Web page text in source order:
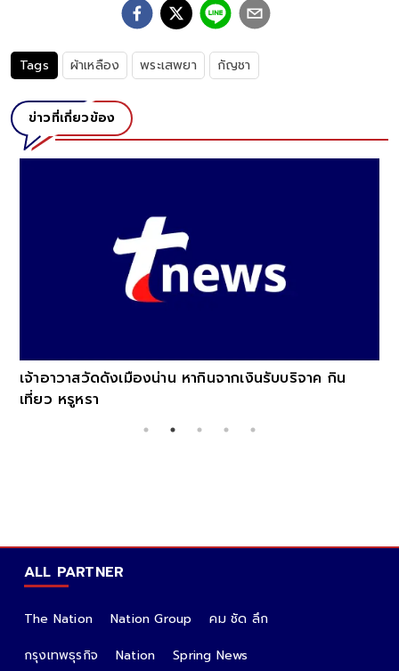
Tags ผ้าเหลือง พระเสพยา กัญชา
ข่าวที่เกี่ยวข้อง
เจ้าอาวาสวัดดังเมืองน่าน หากินจากเงินรับบริจาค กิน
เที่ยว หรูหรา
ALL PARTNER
The Nation Nation Group
คม ชัด ลึก
กรุงเทพธุรกิจ
Nation
Spring News